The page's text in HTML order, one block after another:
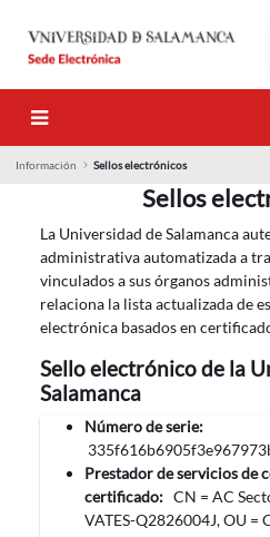
Información Sellos electrónicos
Sellos
La Universidad de Salamanca
administrativa automatizada a
vinculados a sus órganos
relaciona la lista actualizada de
electrónica basados en
Sello electrónico de la
Salamanca
Número de serie:
Prestador de servicios de
certificado: CN = AC
VATES-Q2826004J, OU =